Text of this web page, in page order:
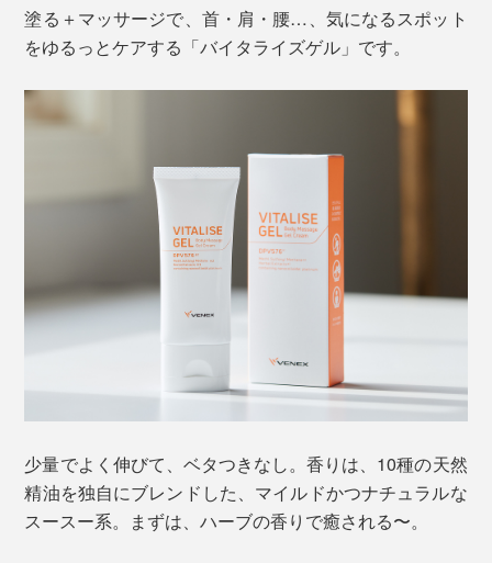
塗る＋マッサージで、首・肩・腰…、気になるスポット
をゆるっとケアする「バイタライズゲル」です。
少量でよく伸びて、ベタつきなし。香りは、10種の天然
精油を独自にブレンドした、マイルドかつナチュラルな
スースー系。まずは、ハーブの香りで癒される〜。